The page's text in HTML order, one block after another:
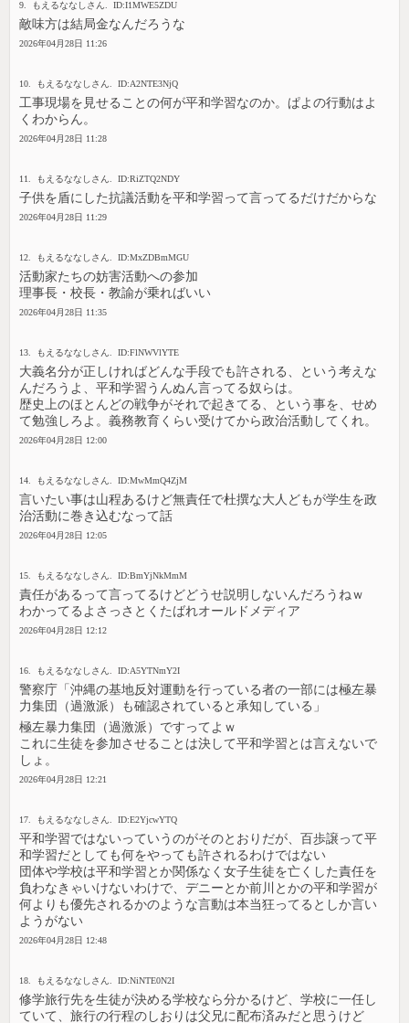
9. もえるななしさん. ID:I1MWE5ZDU
敵味方は結局金なんだろうな
2026年04月28日 11:26
10. もえるななしさん. ID:A2NTE3NjQ
工事現場を見せることの何が平和学習なのか。ぱよの行動はよ
くわからん。
2026年04月28日 11:28
11. もえるななしさん. ID:RiZTQ2NDY
子供を盾にした抗議活動を平和学習って言ってるだけだからな
2026年04月28日 11:29
12. もえるななしさん. ID:MxZDBmMGU
活動家たちの妨害活動への参加
理事長・校長・教諭が乗ればいい
2026年04月28日 11:35
13. もえるななしさん. ID:FlNWVlYTE
大義名分が正しければどんな手段でも許される、という考えな
んだろうよ、平和学習うんぬん言ってる奴らは。
歴史上のほとんどの戦争がそれで起きてる、という事を、せめ
て勉強しろよ。義務教育くらい受けてから政治活動してくれ。
2026年04月28日 12:00
14. もえるななしさん. ID:MwMmQ4ZjM
言いたい事は山程あるけど無責任で杜撰な大人どもが学生を政
治活動に巻き込むなって話
2026年04月28日 12:05
15. もえるななしさん. ID:BmYjNkMmM
責任があるって言ってるけどどうせ説明しないんだろうねｗ
わかってるよさっさとくたばれオールドメディア
2026年04月28日 12:12
16. もえるななしさん. ID:A5YTNmY2I
警察庁「沖縄の基地反対運動を行っている者の一部には極左暴
力集団（過激派）も確認されていると承知している」
極左暴力集団（過激派）ですってよｗ
これに生徒を参加させることは決して平和学習とは言えないで
しょ。
2026年04月28日 12:21
17. もえるななしさん. ID:E2YjcwYTQ
平和学習ではないっていうのがそのとおりだが、百歩譲って平
和学習だとしても何をやっても許されるわけではない
団体や学校は平和学習とか関係なく女子生徒を亡くした責任を
負わなきゃいけないわけで、デニーとか前川とかの平和学習が
何よりも優先されるかのような言動は本当狂ってるとしか言い
ようがない
2026年04月28日 12:48
18. もえるななしさん. ID:NiNTE0N2I
修学旅行先を生徒が決める学校なら分かるけど、学校に一任し
ていて、旅行の行程のしおりは父兄に配布済みだと思うけど